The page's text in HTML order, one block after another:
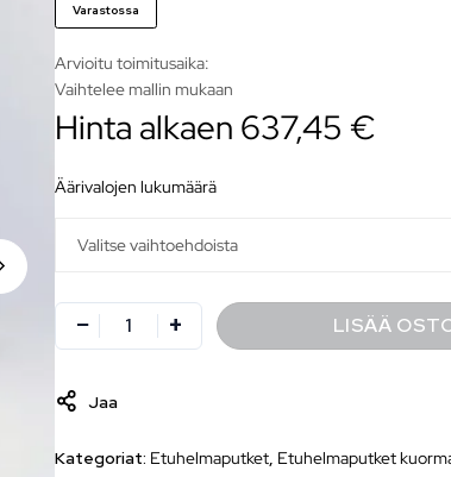
Varastossa
Arvioitu toimitusaika:
Vaihtelee mallin mukaan
Hinta alkaen 637,45 €
äärivalojen lukumäärä
LISÄÄ
Jaa
Kategoriat: Etuhelmaputket Etuhelmaputket